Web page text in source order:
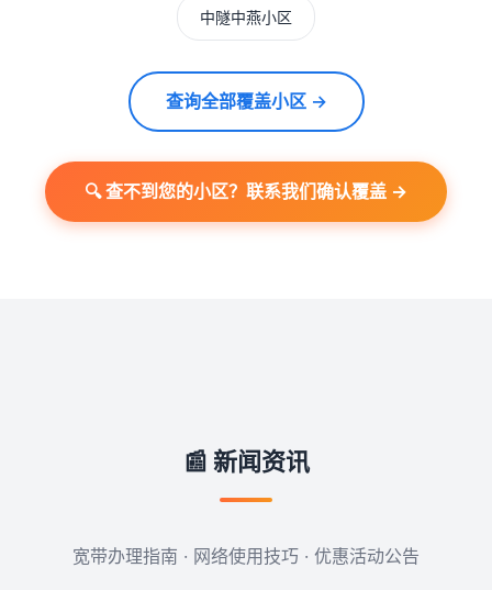
中隧中燕小区
查询全部覆盖小区 →
🔍 查不到您的小区？联系我们确认覆盖 →
📰 新闻资讯
宽带办理指南 · 网络使用技巧 · 优惠活动公告